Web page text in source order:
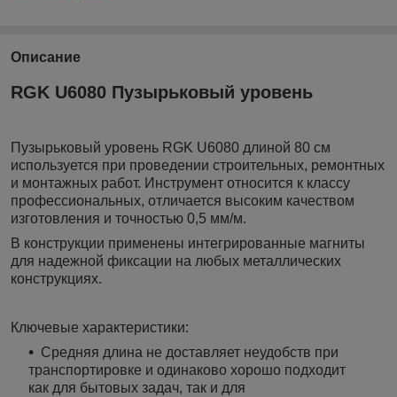
Описание
RGK U6080 Пузырьковый уровень
Пузырьковый уровень RGK U6080 длиной 80 см
используется при проведении строительных, ремонтных
и монтажных работ. Инструмент относится к классу
профессиональных, отличается высоким качеством
изготовления и точностью 0,5 мм/м.
В конструкции применены интегрированные магниты
для надежной фиксации на любых металлических
конструкциях.
Ключевые характеристики:
Средняя длина не доставляет неудобств при
транспортировке и одинаково хорошо подходит
как для бытовых задач, так и для